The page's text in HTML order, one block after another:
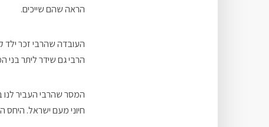
הראה שהם שייכים.
העובדה שהרבי זכר ילד
הרבי גם שידר ליתר
המסר שהרבי העביר לנו
חיוני מעם ישראל. היחס